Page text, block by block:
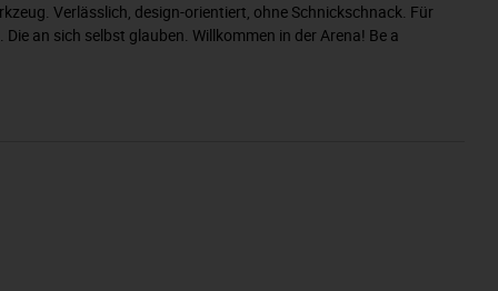
Verlässlich, design-orientiert, ohne Schnickschnack. Für
an sich selbst glauben. Willkommen in der Arena! Be a